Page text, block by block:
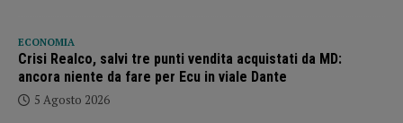
ECONOMIA
Crisi Realco, salvi tre punti vendita acquistati da MD:
ancora niente da fare per Ecu in viale Dante
5 Agosto 2026